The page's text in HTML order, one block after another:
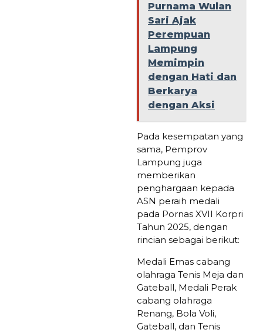
Purnama Wulan
Sari Ajak
Perempuan
Lampung
Memimpin
dengan Hati dan
Berkarya
dengan Aksi
Pada kesempatan yang
sama, Pemprov
Lampung juga
memberikan
penghargaan kepada
ASN peraih medali
pada Pornas XVII Korpri
Tahun 2025, dengan
rincian sebagai berikut:
Medali Emas cabang
olahraga Tenis Meja dan
Gateball, Medali Perak
cabang olahraga
Renang, Bola Voli,
Gateball, dan Tenis